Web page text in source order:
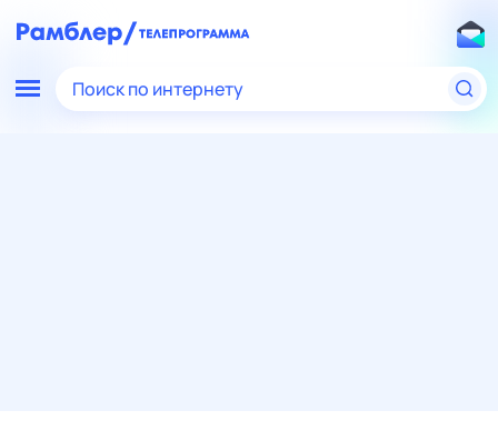
Поиск по интернету